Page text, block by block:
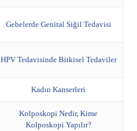
Gebelerde Genital Siğil Tedavisi
HPV Tedavisinde Bitkisel Tedaviler
Kadın Kanserleri
Kolposkopi Nedir, Kime
Kolposkopi Yapılır?